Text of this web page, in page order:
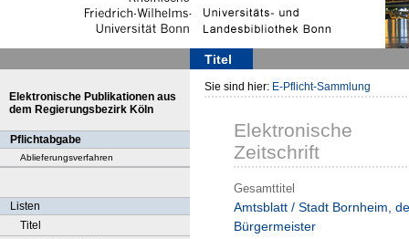
Titel
Elektronische Publikationen aus
dem Regierungsbezirk Köln
Pflichtabgabe
Ablieferungsverfahren
Listen
Titel
Sie sind hier: E-Pflicht-Sammlung
Elektronische
Zeitschrift
Gesamttitel
Amtsblatt / Stadt Bornheim,
Bürgermeister